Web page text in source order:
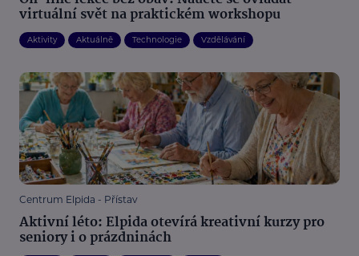
virtuální svět na praktickém workshopu
Aktivity Aktuálně Technologie Vzdělávání
Centrum Elpida - Přístav
Aktivní léto: Elpida otevírá kreativní kurzy pro
seniory i o prázdninách